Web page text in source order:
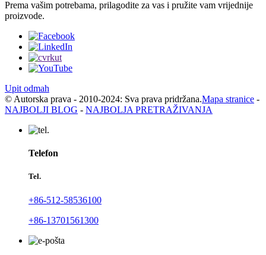
Prema vašim potrebama, prilagodite za vas i pružite vam vrijednije
proizvode.
Upit odmah
© Autorska prava - 2010-2024: Sva prava pridržana.Mapa stranice -
NAJBOLJI BLOG - NAJBOLJA PRETRAŽIVANJA
Telefon
Tel.
+86-512-58536100
+86-13701561300